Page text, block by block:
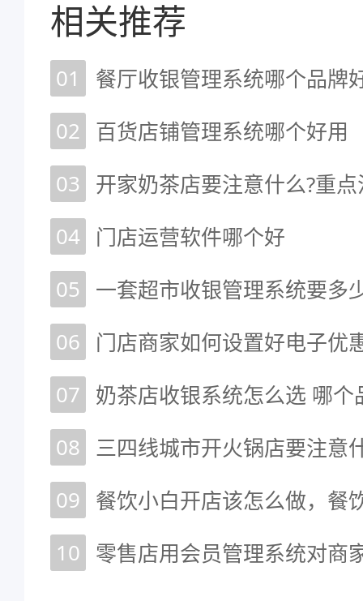
相关推荐
01
02 百货店铺管理系统哪个好用
03
开家奶茶店要注意什么?重
04
门店运营软件哪个好
05
一套超市收银管理系统要多
06
门店商家如何设置好电子优
07 奶茶店收银系统怎么选 哪个
08
09
10 零售店用会员管理系统对商